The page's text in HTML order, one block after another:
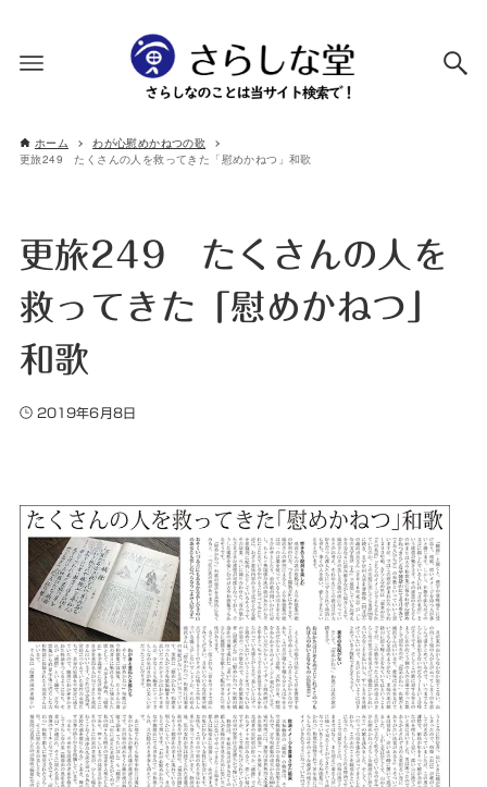
ホーム
わが心慰めかねつの歌
更旅249 たくさんの人を救ってきた「慰めかねつ」和歌
更旅249 たくさんの人を
救ってきた「慰めかねつ」
和歌
2019年6月8日